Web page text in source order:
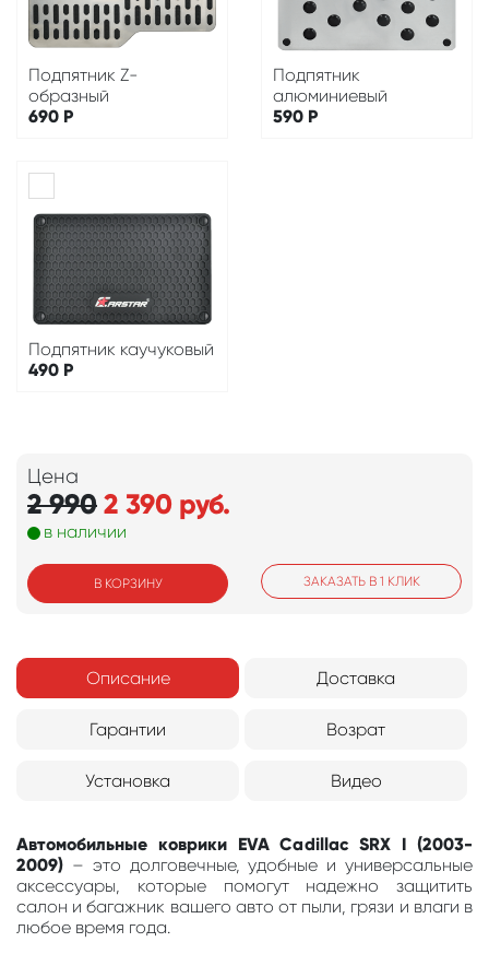
Подпятник Z-
образный
690 Р
Подпятник
алюминиевый
590 Р
Подпятник каучуковый
490 Р
Цена
2 9902 390 руб.
в наличии
В КОРЗИНУ ЗАКАЗАТЬ В 1 КЛИК
Описание Доставка
Гарантии Возрат
Установка Видео
Автомобильные коврики EVA Cadillac SRX I (2003-
2009) – это долговечные, удобные и универсальные
аксессуары, которые помогут надежно защитить
салон и багажник вашего авто от пыли, грязи и влаги в
любое время года.